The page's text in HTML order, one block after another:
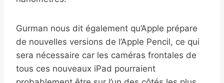
Gurman nous dit également qu’Apple prépare
de nouvelles versions de l’Apple Pencil, ce qui
sera nécessaire car les caméras frontales de
tous ces nouveaux iPad pourraient